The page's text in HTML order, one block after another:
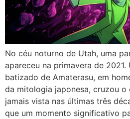
No céu noturno de Utah, uma
apareceu na primavera de
batizado de Amaterasu, em
da mitologia japonesa, cruzou o
jamais vista nas últimas três
que um momento significativo